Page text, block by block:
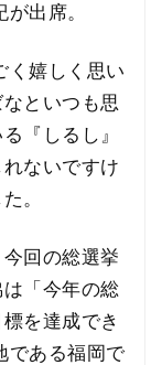
出席。
嬉しく思い
といつも思
『しるし』
ないですけ
。
回の総選挙
「今年の総
を達成でき
である福岡で